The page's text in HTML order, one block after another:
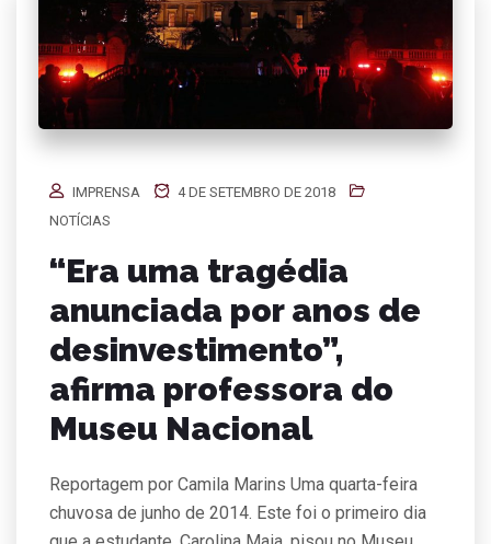
IMPRENSA
4 DE SETEMBRO DE 2018
NOTÍCIAS
“Era uma tragédia
anunciada por anos de
desinvestimento”,
afirma professora do
Museu Nacional
Reportagem por Camila Marins Uma quarta-feira
chuvosa de junho de 2014. Este foi o primeiro dia